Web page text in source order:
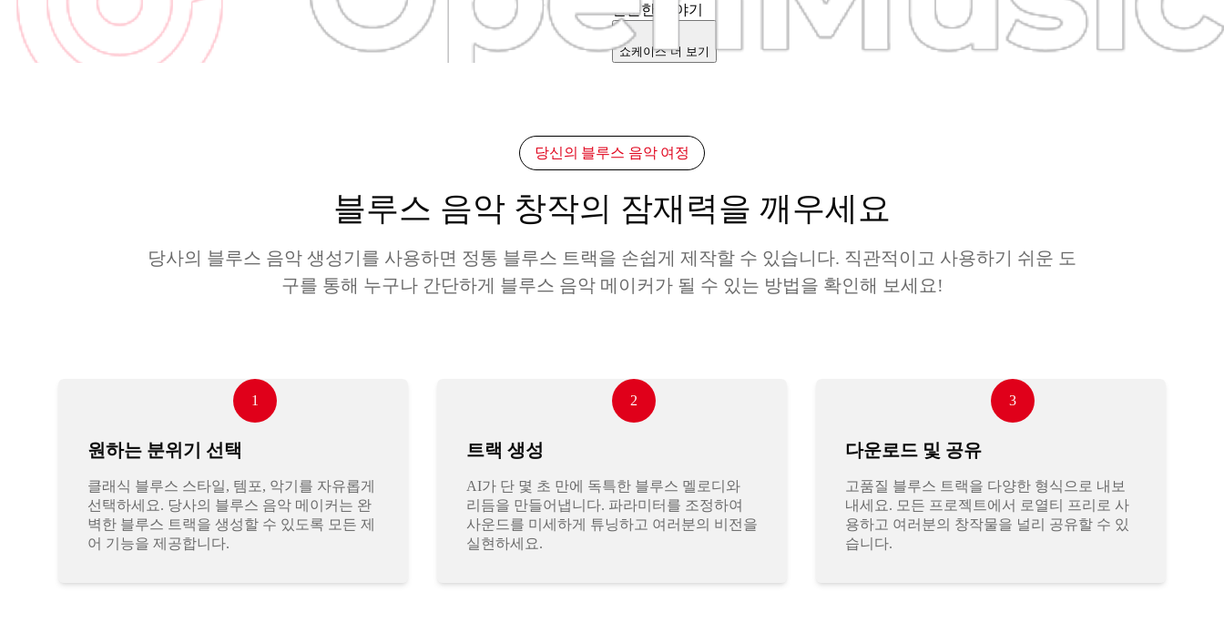
단순한 이야기
쇼케이스 더 보기
당신의 블루스 음악 여정
블루스 음악 창작의 잠재력을 깨우세요
당사의 블루스 음악 생성기를 사용하면 정통 블루스 트랙을 손쉽게 제작할 수 있습니다. 직관적이고 사용하기 쉬운 도
구를 통해 누구나 간단하게 블루스 음악 메이커가 될 수 있는 방법을 확인해 보세요!
1
원하는 분위기 선택
클래식 블루스 스타일, 템포, 악기를 자유롭게
선택하세요. 당사의 블루스 음악 메이커는 완
벽한 블루스 트랙을 생성할 수 있도록 모든 제
어 기능을 제공합니다.
2
트랙 생성
AI가 단 몇 초 만에 독특한 블루스 멜로디와
리듬을 만들어냅니다. 파라미터를 조정하여
사운드를 미세하게 튜닝하고 여러분의 비전을
실현하세요.
3
다운로드 및 공유
고품질 블루스 트랙을 다양한 형식으로 내보
내세요. 모든 프로젝트에서 로열티 프리로 사
용하고 여러분의 창작물을 널리 공유할 수 있
습니다.